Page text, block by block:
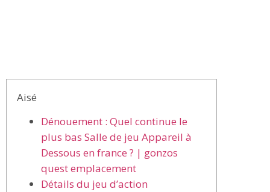
Aisé
Dénouement : Quel continue le
plus bas Salle de jeu Appareil à
Dessous en france ? | gonzos
quest emplacement
Détails du jeu d’action